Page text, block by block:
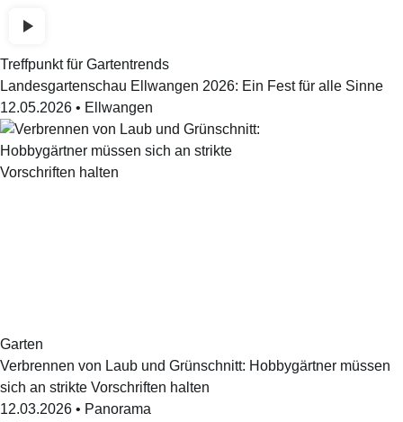
Treffpunkt für Gartentrends
Landesgartenschau Ellwangen 2026: Ein Fest für alle Sinne
12.05.2026 • Ellwangen
Garten
Verbrennen von Laub und Grünschnitt: Hobbygärtner müssen
sich an strikte Vorschriften halten
12.03.2026 • Panorama